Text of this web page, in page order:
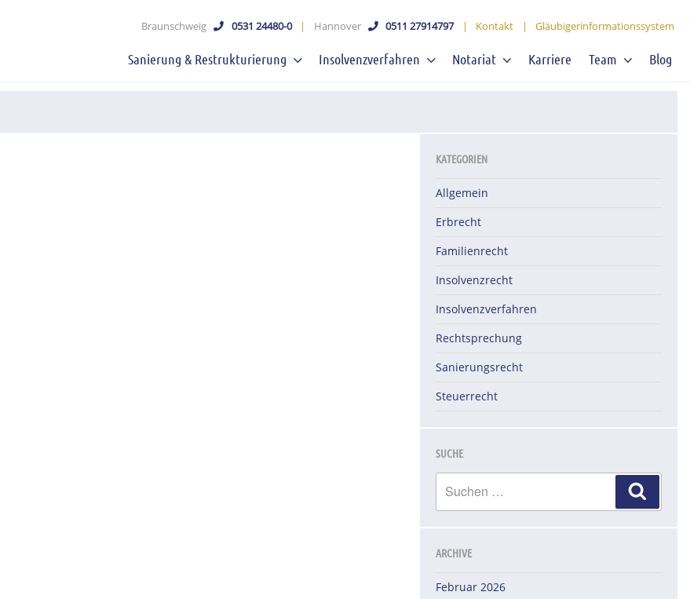
Braunschweig 0531 24480-0 | Hannover 0511 27914797 | Kontakt | Gläubigerinformationssystem
Sanierung & Restrukturierung Insolvenzverfahren Notariat Karriere Team Blog
KATEGORIEN
Allgemein
Erbrecht
Familienrecht
Insolvenzrecht
Insolvenzverfahren
Rechtsprechung
Sanierungsrecht
Steuerrecht
SUCHE
nach:
ARCHIVE
Februar 2026